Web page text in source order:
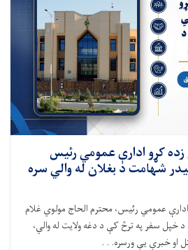
کړو ادارې عمومي رئیس
شهامت د بغلان له والي سره
عمومي رئیس، محترم الحاج مولوي غلام
خپل سفر په ترڅ کې د دغه ولایت له والي،
او خبرې یې ورسره. . .